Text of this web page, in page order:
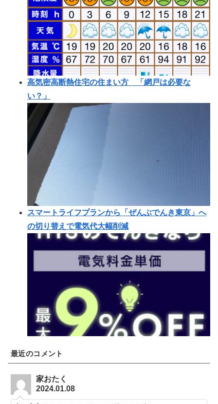
高気密高断熱住宅の住まい方 「網戸は必要な
い？」
スマートライフプランから「ぜんぶでんき東京」へ
の切り替えで電気代大幅削減
最近のコメント
家おたく
2024.01.08